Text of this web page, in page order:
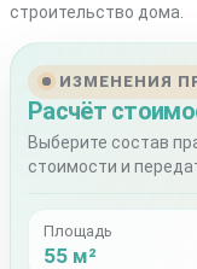
строительство дома.
ИЗМЕНЕНИЯ
Расчёт
Выберите состав
стоимости и
Площадь
55 м²